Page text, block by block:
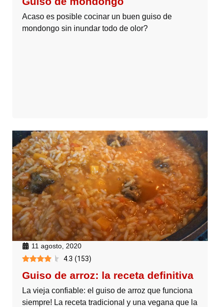
Acaso es posible cocinar un buen guiso de
mondongo sin inundar todo de olor?
11 agosto, 2020
4.3 (153)
Guiso de arroz: la receta definitiva
La vieja confiable: el guiso de arroz que funciona
siempre! La receta tradicional y una vegana que la